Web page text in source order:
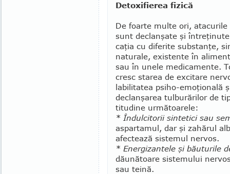
Detoxifierea fizică
De foarte multe ori, ata­curile
sunt declan­şate şi
caţia cu diferite substanţe,
naturale, exis­tente în
sau în unele medicamente.
cresc starea de exci­tare
labi­litatea psiho-emoţională
declanşarea tul­burărilor de
titudine următoarele:
* Îndulcitorii sintetici sau
aspartamul, dar şi zahărul
afectează sistemul ner­vos.
* Energizantele şi băuturile
dăunătoare sistemului
sau teină.